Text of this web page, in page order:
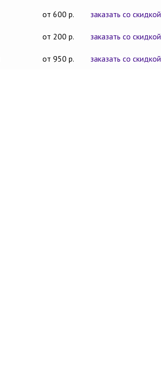
от 600 р. заказать со скидкой
от 200 р. заказать со скидкой
от 950 р. заказать со скидкой